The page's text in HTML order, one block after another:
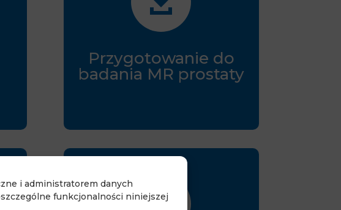
i administratorem danych
funkcjonalności niniejszej
Przygotowanie do
badania MR prostaty
